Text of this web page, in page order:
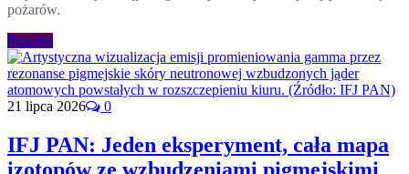
pożarów.
Procesy
21 lipca 2026 0
IFJ PAN: Jeden eksperyment, cała mapa